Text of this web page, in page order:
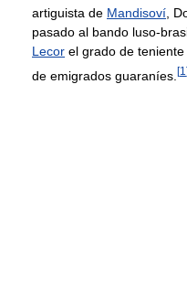
artiguista de Mandisoví ,
pasado al bando luso-
Lecor el grado de
de emigrados guaraníes. [1